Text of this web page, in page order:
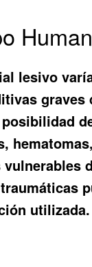
lesivo
utilizada.